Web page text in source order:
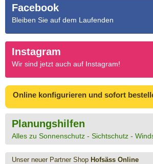
Facebook
Bleiben Sie auf dem Laufenden
Instagram
Wir sind jetzt auch auf Instagram!
Online konfigurieren und sofort
Planungshilfen
Alles zu Sonnenschutz - Sichtschutz -
Unser neuer Partner Shop Hofsäss Online